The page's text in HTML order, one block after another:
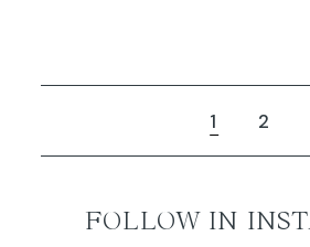
1 2
FOLLOW IN